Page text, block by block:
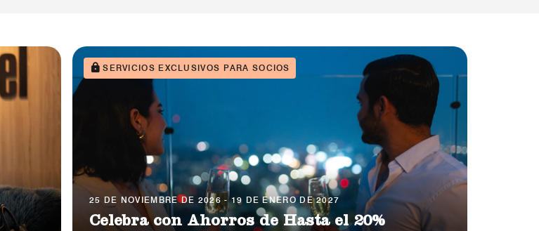
SERVICIOS EXCLUSIVOS PARA SOCIOS
25 DE NOVIEMBRE DE 2026 - 19 DE ENERO DE 2027
Celebra con Ahorros de Hasta el 20%